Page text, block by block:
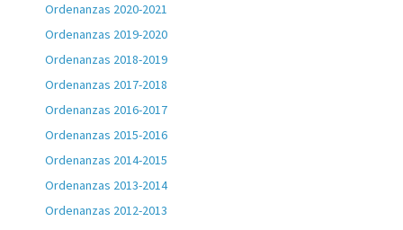
Ordenanzas 2020-2021
Ordenanzas 2019-2020
Ordenanzas 2018-2019
Ordenanzas 2017-2018
Ordenanzas 2016-2017
Ordenanzas 2015-2016
Ordenanzas 2014-2015
Ordenanzas 2013-2014
Ordenanzas 2012-2013